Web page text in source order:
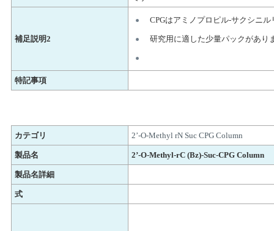
補足説明2
CPGはアミノプロピル-サクシニ
研究用に適した少量パックがあり
特記事項
カテゴリ 2’-O-Methyl rN Suc CPG Column
製品名 2’-O-Methyl-rC (Bz)-Suc-CPG Column
製品名詳細
式